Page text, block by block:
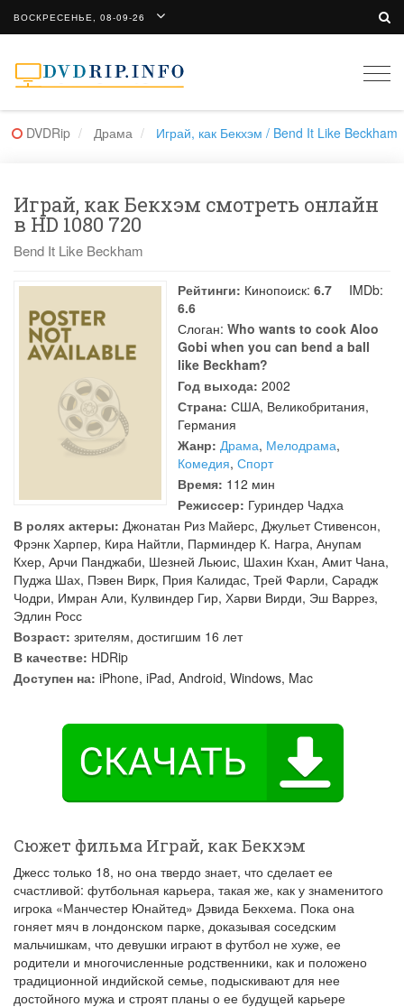
ВОСКРЕСЕНЬЕ, 08-09-26
DVDRip Драма Играй, как Бекхэм / Bend It Like Beckham
Играй, как Бекхэм смотреть онлайн
в HD 1080 720
Bend It Like Beckham
Рейтинги: Кинопоиск: 6.7
IMDb:
6.6
Слоган: Who wants to cook Aloo
Gobi when you can bend a ball
like Beckham?
Год выхода: 2002
Страна: США, Великобритания,
Германия
Жанр: Драма, Мелодрама,
Комедия, Спорт
Время: 112 мин
Режиссер: Гуриндер Чадха
В ролях актеры: Джонатан Риз Майерс, Джульет Стивенсон,
Фрэнк Харпер, Кира Найтли, Парминдер К. Награ, Анупам
Кхер, Арчи Панджаби, Шезней Льюис, Шахин Кхан, Амит Чана,
Пуджа Шах, Пэвен Вирк, Прия Калидас, Трей Фарли, Сарадж
Чодри, Имран Али, Кулвиндер Гир, Харви Вирди, Эш Варрез,
Эдлин Росс
Возраст: зрителям, достигшим 16 лет
В качестве: HDRip
Доступен на: iPhone, iPad, Android, Windows, Mac
Сюжет фильма Играй, как Бекхэм
Джесс только 18, но она твердо знает, что сделает ее
счастливой: футбольная карьера, такая же, как у знаменитого
игрока «Манчестер Юнайтед» Дэвида Бекхема. Пока она
гоняет мяч в лондонском парке, доказывая соседским
мальчишкам, что девушки играют в футбол не хуже, ее
родители и многочисленные родственники, как и положено
традиционной индийской семье, подыскивают для нее
достойного мужа и строят планы о ее будущей карьере